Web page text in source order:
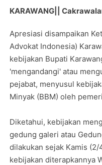
KARAWANG||
Apresiasi disampaikan
Advokat Indonesia)
kebijakan Bupati
'mengandangi' atau
pejabat, menyusul
Minyak (BBM) oleh
Diketahui, kebijakan
gedung galeri atau
dilakukan sejak Kamis
kebijakan diterapkannya